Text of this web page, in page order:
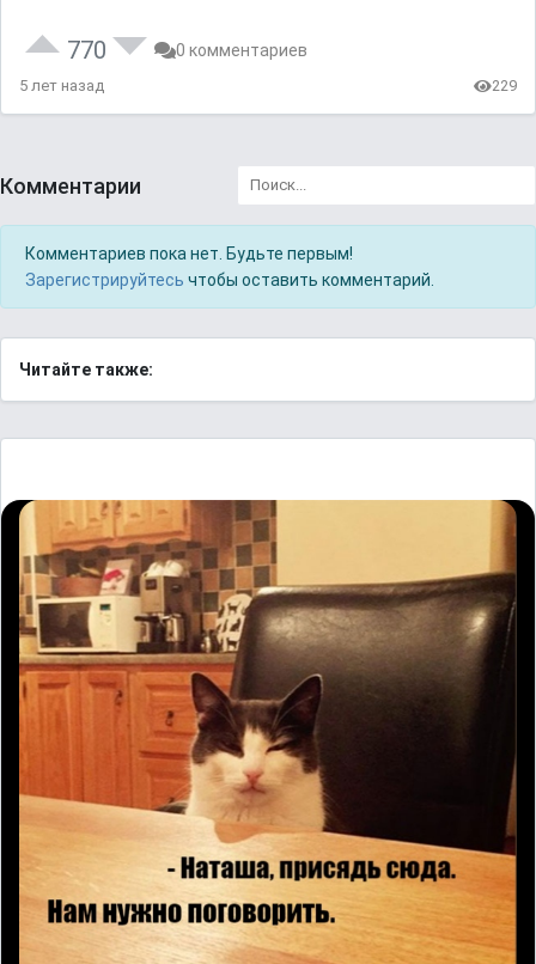
770 0 комментариев
5 лет назад 229
Комментарии
Комментариев пока нет. Будьте первым!
Зарегистрируйтесь чтобы оставить комментарий.
Читайте также: